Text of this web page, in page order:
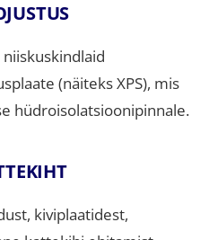
(näiteks XPS), mis
hüdroisolatsioonipinnale.
kiviplaatidest,